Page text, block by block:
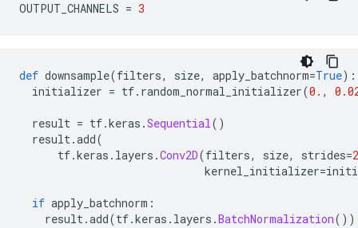
OUTPUT_CHANNELS = 3
def downsample(filters, size, apply_batchnorm=True):
initializer = tf. random_normal_initializer(0. ,
result = tf.keras .Sequential()
result.add(
tf.keras . layers .Conv2D(filters, size, strides=2
kernel_initializer=
if apply_batchnorm :
result.add(tf.keras . layers .BatchNormalization())